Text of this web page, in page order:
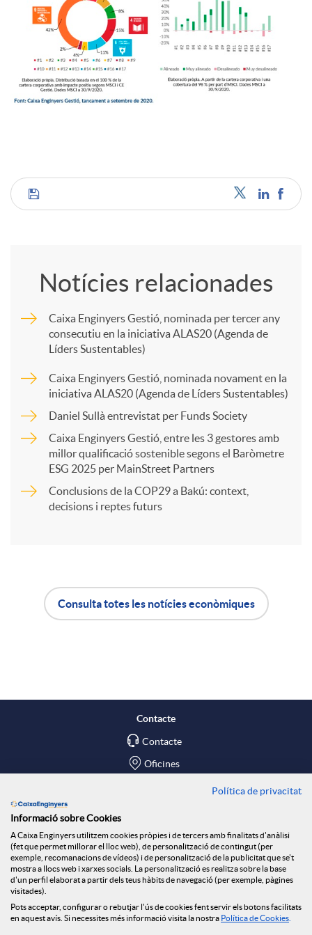
C
r
t
a
x
e
s
S
Notícies relacionades
Caixa Enginyers Gestió, nominada per tercer any
consecutiu en la iniciativa ALAS20 (Agenda de
Líders Sustentables)
Caixa Enginyers Gestió, nominada novament en la
iniciativa ALAS20 (Agenda de Líders Sustentables)
Daniel Sullà entrevistat per Funds Society
Caixa Enginyers Gestió, entre les 3 gestores amb
millor qualificació sostenible segons el Baròmetre
ESG 2025 per MainStreet Partners
Conclusions de la COP29 a Bakú: context,
decisions i reptes futurs
c
a
c
n
n
o
Consulta totes les notícies econòmiques
Contacte
Contacte
Oficines
Social Room
Seguretat Online
Política de privacitat
Informació sobre Cookies
A Caixa Enginyers utilitzem cookies pròpies i de tercers amb finalitats d'anàlisi
(fet que permet millorar el lloc web), de personalització de contingut (per
exemple, recomanacions de vídeos) i de personalització de la publicitat que se't
mostra a llocs web i xarxes socials. La personalització es realitza sobre la base
d'un perfil elaborat a partir dels teus hàbits de navegació (per exemple, pàgines
visitades).
Pots acceptar, configurar o rebutjar l'ús de cookies fent servir els botons facilitats
en aquest avís. Si necessites més informació visita la nostra Política de Cookies